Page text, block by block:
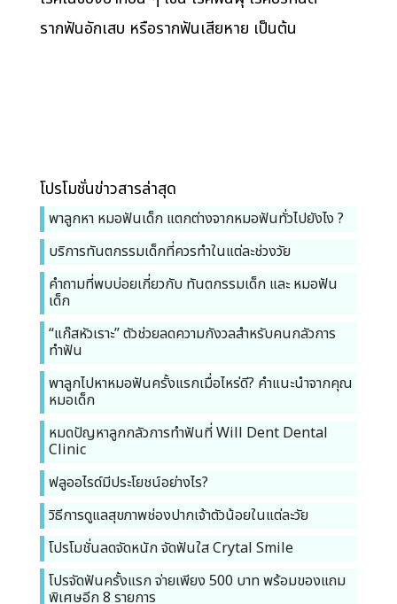
รากฟันอักเสบ หรือรากฟันเสียหาย เป็นต้น
โปรโมชั่นข่าวสารล่าสุด
พาลูกหา หมอฟันเด็ก แตกต่างจากหมอฟันทั่วไปยังไง ?
บริการทันตกรรมเด็กที่ควรทำในแต่ละช่วงวัย
คำถามที่พบบ่อยเกี่ยวกับ ทันตกรรมเด็ก และ หมอฟัน
เด็ก
“แก๊สหัวเราะ” ตัวช่วยลดความกังวลสำหรับคนกลัวการ
ทำฟัน
พาลูกไปหาหมอฟันครั้งแรกเมื่อไหร่ดี? คำแนะนำจากคุณ
หมอเด็ก
หมดปัญหาลูกกลัวการทำฟันที่ Will Dent Dental
Clinic
ฟลูออไรด์มีประโยชน์อย่างไร?
วิธีการดูแลสุขภาพช่องปากเจ้าตัวน้อยในแต่ละวัย
โปรโมชั่นลดจัดหนัก จัดฟันใส Crytal Smile
โปรจัดฟันครั้งแรก จ่ายเพียง 500 บาท พร้อมของแถม
พิเศษอีก 8 รายการ